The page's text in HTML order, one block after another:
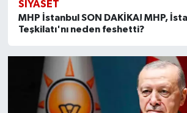
SİYASET
MHP İstanbul SON DAKİKA! MHP,
Teşkilatı'nı neden feshetti?